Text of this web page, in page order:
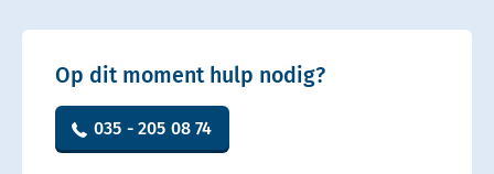
Op dit moment hulp nodig?
035 - 205 08 74